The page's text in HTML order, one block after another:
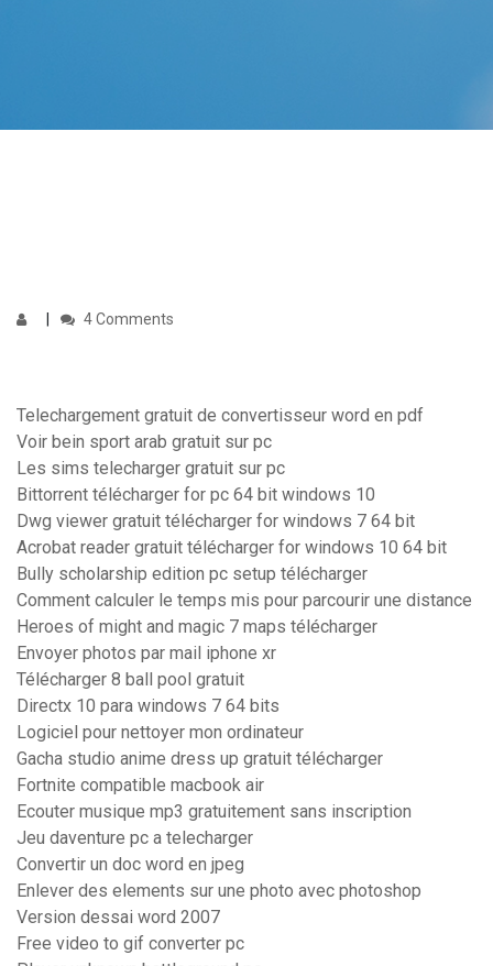
4 Comments
Telechargement gratuit de convertisseur word en pdf
Voir bein sport arab gratuit sur pc
Les sims telecharger gratuit sur pc
Bittorrent télécharger for pc 64 bit windows 10
Dwg viewer gratuit télécharger for windows 7 64 bit
Acrobat reader gratuit télécharger for windows 10 64 bit
Bully scholarship edition pc setup télécharger
Comment calculer le temps mis pour parcourir une distance
Heroes of might and magic 7 maps télécharger
Envoyer photos par mail iphone xr
Télécharger 8 ball pool gratuit
Directx 10 para windows 7 64 bits
Logiciel pour nettoyer mon ordinateur
Gacha studio anime dress up gratuit télécharger
Fortnite compatible macbook air
Ecouter musique mp3 gratuitement sans inscription
Jeu daventure pc a telecharger
Convertir un doc word en jpeg
Enlever des elements sur une photo avec photoshop
Version dessai word 2007
Free video to gif converter pc